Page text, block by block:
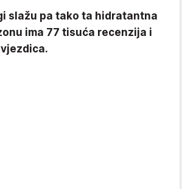
slažu pa tako ta hidratantna
ima 77 tisuća recenzija i